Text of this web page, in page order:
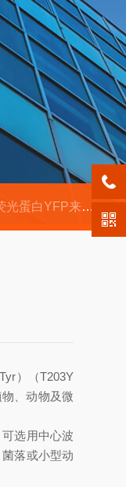
白YFP来源与观察方法
）（T203Y
、动物及微
选用中心波
落或小型动